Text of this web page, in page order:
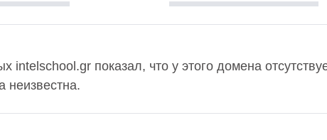
intelschool.gr показал, что у этого домена
неизвестна.